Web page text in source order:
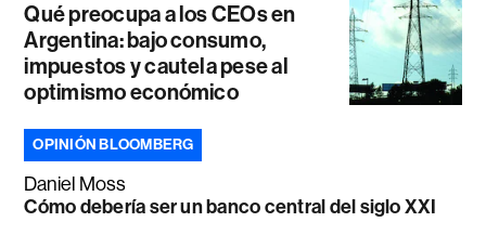
Qué preocupa a los CEOs en
Argentina: bajo consumo,
impuestos y cautela pese al
optimismo económico
OPINIÓN BLOOMBERG
Daniel Moss
Cómo debería ser un banco central del siglo XXI